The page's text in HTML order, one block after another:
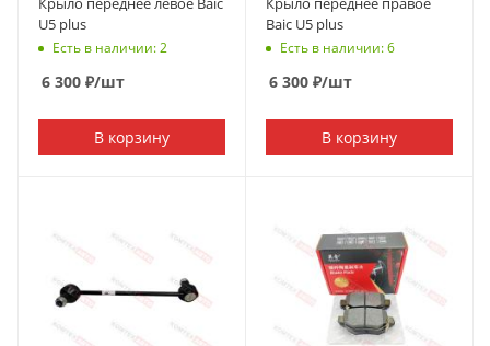
U5 plus
Есть в наличии: 2
6 300 ₽/шт
В корзину
Baic U5 plus
Есть в наличии: 6
6 300 ₽/шт
В корзину